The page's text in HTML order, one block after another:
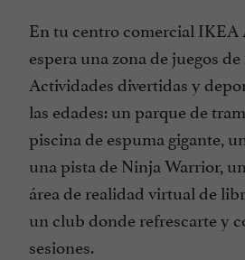
En tu centro comercial IKEA
espera una zona de juegos de
Actividades divertidas y
las edades: un parque de
piscina de espuma gigante,
una pista de Ninja Warrior,
área de realidad virtual de
un club donde refrescarte y
sesiones.